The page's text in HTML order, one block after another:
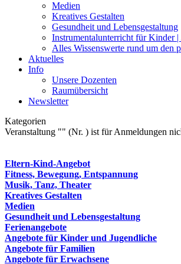
Medien
Kreatives Gestalten
Gesundheit und Lebensgestaltung
Instrumentalunterricht für Kinder |
Alles Wissenswerte rund um den
Aktuelles
Info
Unsere Dozenten
Raumübersicht
Newsletter
Kategorien
Veranstaltung "" (Nr. ) ist für Anmeldungen
Eltern-Kind-Angebot
Fitness, Bewegung, Entspannung
Musik, Tanz, Theater
Kreatives Gestalten
Medien
Gesundheit und Lebensgestaltung
Ferienangebote
Angebote für Kinder und Jugendliche
Angebote für Familien
Angebote für Erwachsene